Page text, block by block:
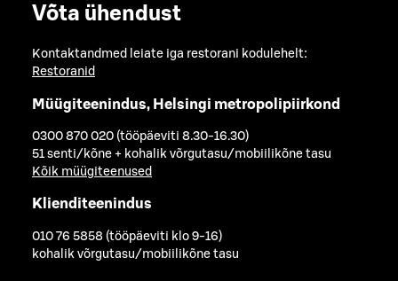
Võta ühendust
Kontaktandmed leiate iga restorani kodulehelt:
Restoranid
Müügiteenindus, Helsingi metropolipiirkond
0300 870 020 (tööpäeviti 8.30-16.30)
51 senti/kõne + kohalik võrgutasu/mobiilikõne tasu
Kõik müügiteenused
Klienditeenindus
010 76 5858 (tööpäeviti klo 9-16)
kohalik võrgutasu/mobiilikõne tasu